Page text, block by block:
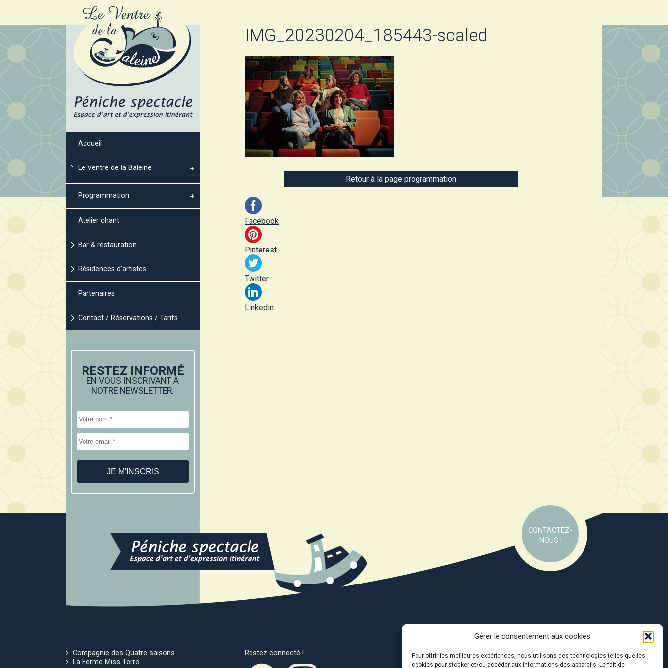
Gérer le consentement aux cookies
Pour offrir les meilleures expériences, nous utilisons des technologies telles que les
cookies pour stocker et/ou accéder aux informations des appareils. Le fait de
Accueil
Le Ventre de la Baleine
Programmation
Atelier chant
Bar & restauration
Résidences d’artistes
Partenaires
Contact / Réservations / Tarifs
RESTEZ INFORMÉ
EN VOUS INSCRIVANT À
NOTRE NEWSLETTER.
IMG_20230204_185443-scaled
Retour à la page programmation
Facebook
Pinterest
Twitter
Linkedin
CONTACTEZ-
NOUS !
Compagnie des Quatre saisons
La Ferme Miss Terre
Restez connecté ! Avec le soutien de :